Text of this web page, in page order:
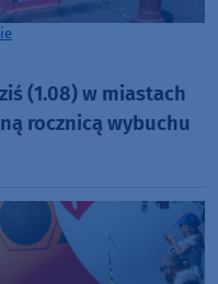
(1.08) w miastach
rocznicą wybuchu